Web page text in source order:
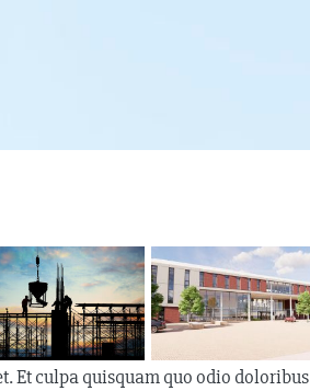
Et culpa quisquam quo odio doloribus